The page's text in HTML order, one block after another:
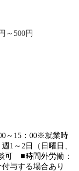
～500円
～15：00※就業時
1～2日（日曜日、
可 ■時間外労働：
付与する場合あり